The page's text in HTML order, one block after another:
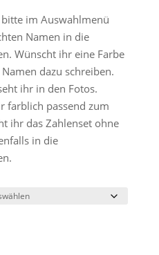
im Auswahlmenü
Namen in die
Wünscht ihr eine Farbe
dazu schreiben.
ihr in den Fotos.
farblich passend zum
ihr das Zahlenset ohne
in die